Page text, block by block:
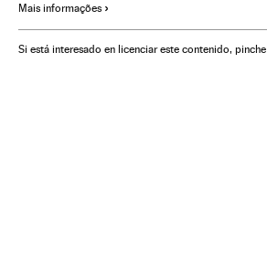
Champions League
Mais informações
Si está interesado en licenciar este contenido, pinche